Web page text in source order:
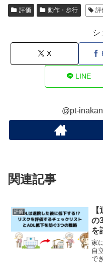
評価 動作・歩行 評
シ
X
LINE
@pt-
関連記事
評価
の
を
低
家
自
で